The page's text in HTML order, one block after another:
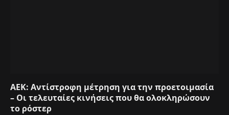
ΑΕΚ: Αντίστροφη μέτρηση για την προετοιμασία
– Οι τελευταίες κινήσεις που θα ολοκληρώσουν
το ρόστερ